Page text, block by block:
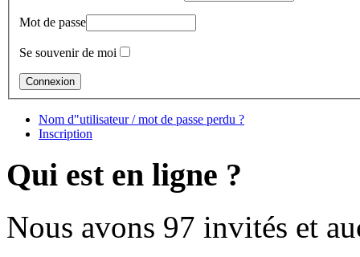
Mot de passe
Se souvenir de moi
Nom d"utilisateur / mot de passe perdu ?
Inscription
Qui est en ligne ?
Nous avons 97 invités et